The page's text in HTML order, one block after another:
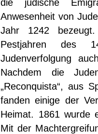
die jüdische
Anwesenheit von
Jahr 1242
Pestjahren des
Judenverfolgung
Nachdem die
„Reconquista“, aus
fanden einige der
Heimat. 1861 wurde
Mit der